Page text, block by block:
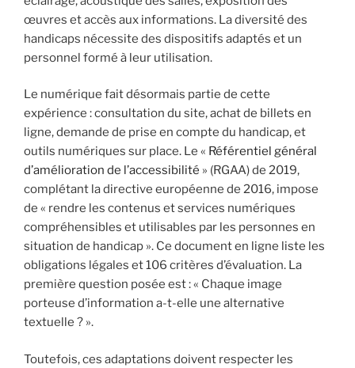
œuvres et accès aux informations. La diversité des
handicaps nécessite des dispositifs adaptés et un
personnel formé à leur utilisation.
Le numérique fait désormais partie de cette
expérience : consultation du site, achat de billets en
ligne, demande de prise en compte du handicap, et
outils numériques sur place. Le « Référentiel général
d’amélioration de l’accessibilité » (RGAA) de 2019,
complétant la directive européenne de 2016, impose
de « rendre les contenus et services numériques
compréhensibles et utilisables par les personnes en
situation de handicap ». Ce document en ligne liste les
obligations légales et 106 critères d’évaluation. La
première question posée est : « Chaque image
porteuse d’information a-t-elle une alternative
textuelle ? ».
Toutefois, ces adaptations doivent respecter les